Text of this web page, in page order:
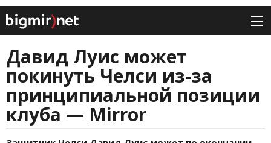
Давид Луис может
покинуть Челси из-за
принципиальной позиции
клуба — Mirror